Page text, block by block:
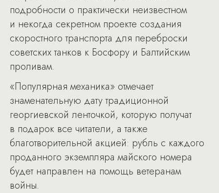
подробности о практически неизвестном
и некогда секретном проекте создания
скоростного транспорта для переброски
советских танков к Босфору и Балтийским
проливам.
«Популярная механика» отмечает
знаменательную дату традиционной
георгиевской ленточкой, которую получат
в подарок все читатели, а также
благотворительной акцией: рубль с каждого
проданного экземпляра майского номера
будет направлен на помощь ветеранам
войны.